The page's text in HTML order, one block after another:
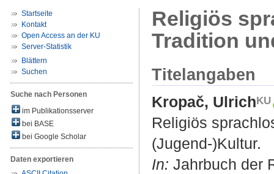
Startseite
Kontakt
Open Access an der KU
Server-Statistik
Blättern
Suchen
Suche nach Personen
im Publikationsserver
bei BASE
bei Google Scholar
Daten exportieren
Religiös
Tradition
Titelangaben
Kropač, Ulrich
Religiös
(Jugend-)Kultur.
In: Jahrbuch der